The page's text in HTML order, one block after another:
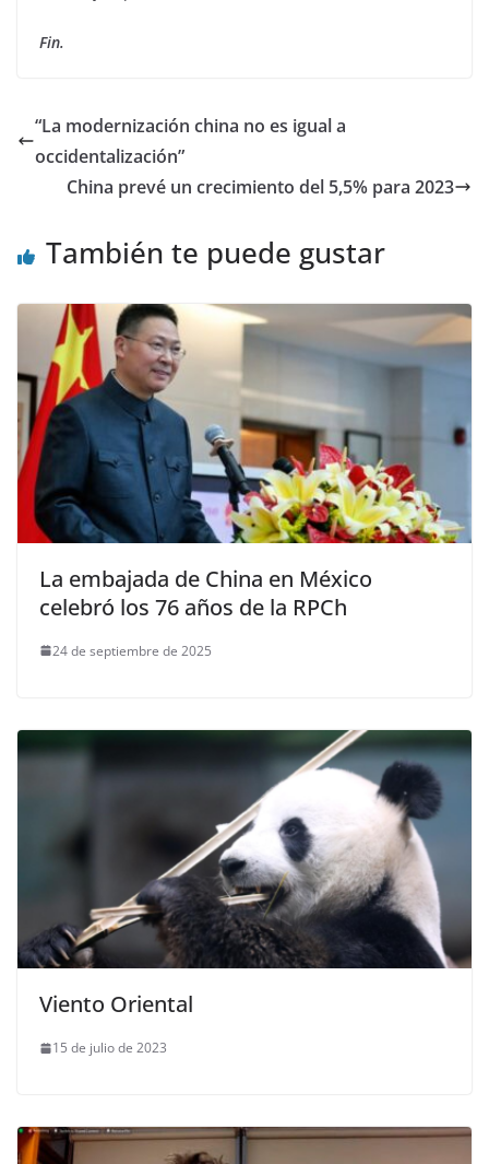
Fin.
“La modernización china no es igual a
occidentalización”
China prevé un crecimiento del 5,5% para 2023
También te puede gustar
La embajada de China en México
celebró los 76 años de la RPCh
24 de septiembre de 2025
Viento Oriental
15 de julio de 2023